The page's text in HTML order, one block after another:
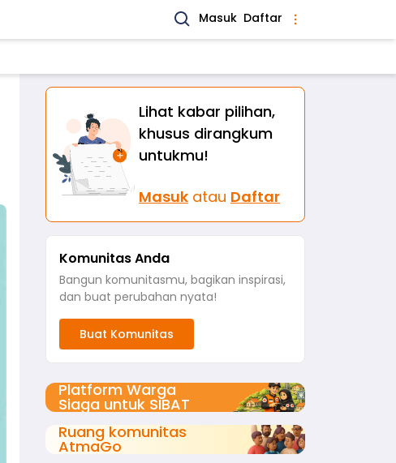
Masuk Daftar
Lihat kabar pilihan,
khusus dirangkum
untukmu!
Masuk atau Daftar
Komunitas Anda
Bangun komunitasmu, bagikan inspirasi,
dan buat perubahan nyata!
Buat Komunitas
Platform Warga
Siaga untuk SIBAT
Ruang komunitas
AtmaGo